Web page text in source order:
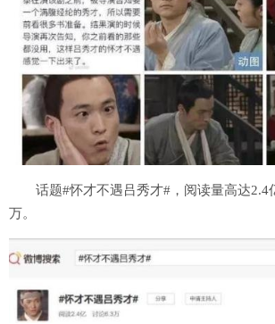
话题#怀才不遇吕秀才#，阅读量高达2.4
万。